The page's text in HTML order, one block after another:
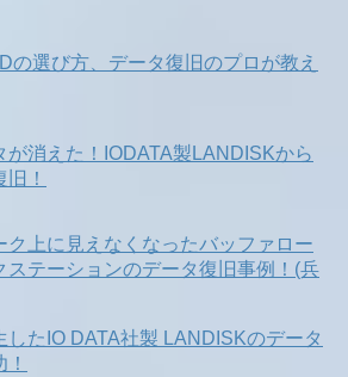
の選び方、データ復旧のプロが教え
が消えた！IODATA製LANDISKから
！
ク上に見えなくなったバッファロー
ステーションのデータ復旧事例！(兵
したIO DATA社製 LANDISKのデータ